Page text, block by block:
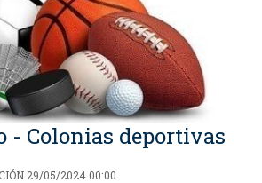
- Colonias deportivas
29/05/2024 00:00